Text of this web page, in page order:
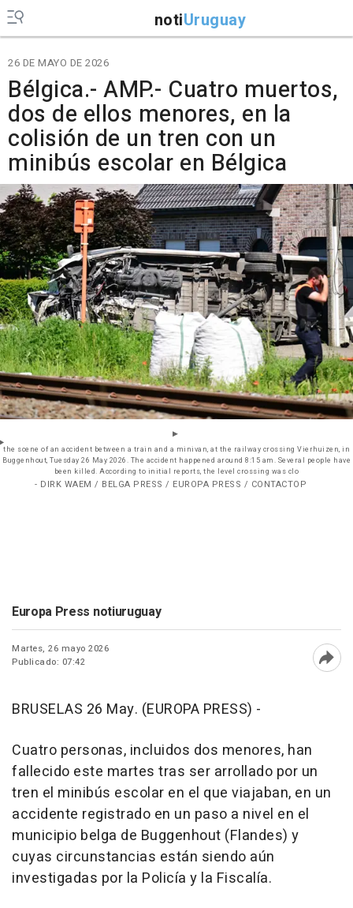
notiUruguay
26 DE MAYO DE 2026
Bélgica.- AMP.- Cuatro muertos,
dos de ellos menores, en la
colisión de un tren con un
minibús escolar en Bélgica
the scene of an accident between a train and a minivan, at the railway crossing Vierhuizen, in
Buggenhout, Tuesday 26 May 2026. The accident happened around 8:15 am. Several people have
been killed. According to initial reports, the level crossing was clo
- DIRK WAEM / BELGA PRESS / EUROPA PRESS / CONTACTOP
Europa Press notiuruguay
Martes, 26 mayo 2026
Publicado: 07:42
BRUSELAS 26 May. (EUROPA PRESS) -
Cuatro personas, incluidos dos menores, han
fallecido este martes tras ser arrollado por un
tren el minibús escolar en el que viajaban, en un
accidente registrado en un paso a nivel en el
municipio belga de Buggenhout (Flandes) y
cuyas circunstancias están siendo aún
investigadas por la Policía y la Fiscalía.